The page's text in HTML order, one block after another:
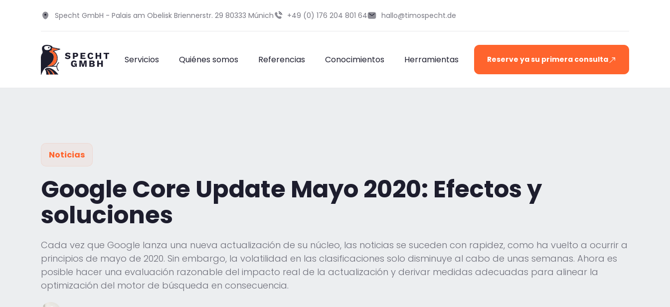
Specht GmbH - Palais am Obelisk Briennerstr. 29 80333 Múnich +49 (0) 176 204 801 64 hallo@timospecht.de
Servicios Quiénes somos Referencias Conocimientos Herramientas Reserve ya su primera consulta
Noticias
Google Core Update Mayo 2020: Efectos y
soluciones
Cada vez que Google lanza una nueva actualización de su núcleo, las noticias se suceden con rapidez, como ha vuelto a ocurrir a
principios de mayo de 2020. Sin embargo, la volatilidad en las clasificaciones solo disminuye al cabo de unas semanas. Ahora es
posible hacer una evaluación razonable del impacto real de la actualización y derivar medidas adecuadas para alinear la
optimización del motor de búsqueda en consecuencia.